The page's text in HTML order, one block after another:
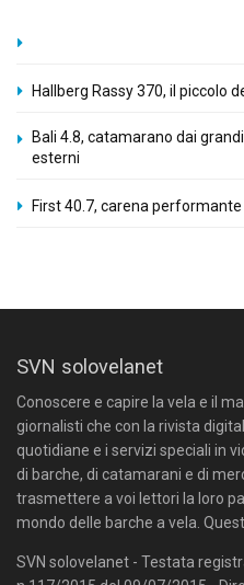
Hallberg Rassy 370, il piccolo
Bali 4.8, catamarano dai
esterni
First 40.7, carena
SVN solovelanet
Conoscere e capire la vela e il
giornalisti che con la rivista
quotidiane e i servizi speciali in
di barche, di catamarani e di
trasmettere a voi lettori la loro
mondo delle barche a vela.
SVN solovelanet - Testata